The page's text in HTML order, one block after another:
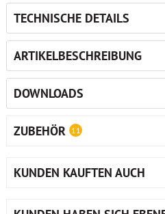
TECHNISCHE DETAILS
ARTIKELBESCHREIBUNG
DOWNLOADS
ZUBEHÖR 11
KUNDEN KAUFTEN AUCH